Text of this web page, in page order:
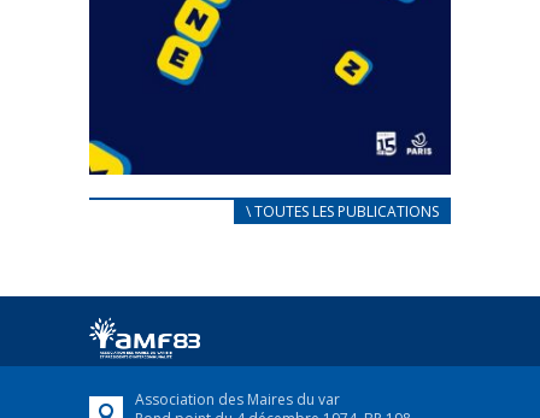
CARNET D’ACCUEIL
Afin d’accompagner au mieux les réfugiés
FEUILLETER
\ TOUTES LES PUBLICATIONS
Association des Maires du var